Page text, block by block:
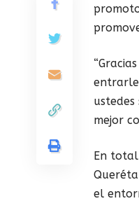
entrarle
mejor
En
el